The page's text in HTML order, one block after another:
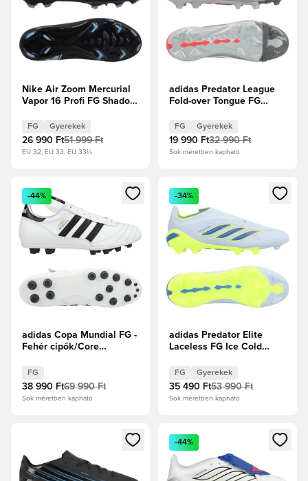
Nike Air Zoom Mercurial
Vapor 16 Profi FG Shadow
FG Gyerekek
26 990 Ft51 999 Ft
EU 32, EU 33, EU 33½
adidas Predator League
Fold-over Tongue FG
Vasfém/Fehér cipők/
Élénkpiros Gyerek
FG Gyerekek
19 990 Ft32 990 Ft
Sok méretben kapható
Megnyit egy modált a bejelentkezéshez vagy a tagként
-44%
adidas Copa Mundial FG -
Fehér cipők/Core
FG
38 990 Ft69 990 Ft
Sok méretben kapható
Megnyit egy modált a
-34%
adidas Predator Elite
Laceless FG Ice Cold
Sky/Ray Blue/Napsárga
Gyerek
FG Gyerekek
35 490 Ft53 990 Ft
Sok méretben kapható
Megnyit egy modált a bejelentkezéshez vagy a tagként
Megnyit egy modált a
-44%